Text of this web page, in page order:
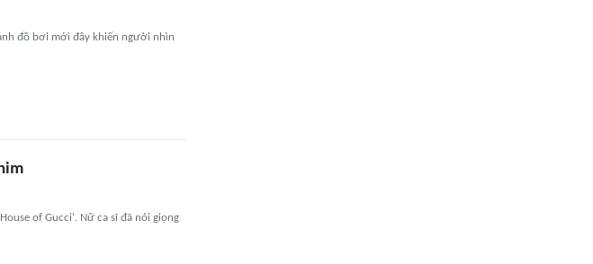
đồ bơi mới đây khiến người nhìn
of Gucci'. Nữ ca sĩ đã nói giọng